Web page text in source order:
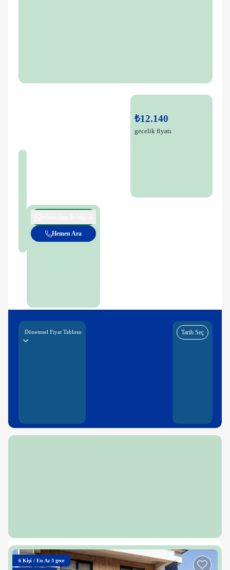
₺12.140
gecelik fiyatı
Hemen Ara
Dönemsel Fiyat Tablosu Tarih Seç
6 Kişi / En Az 3 gece